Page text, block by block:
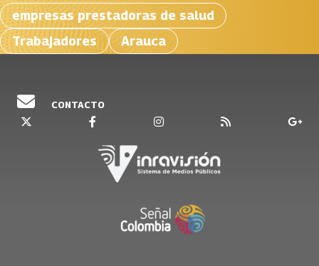
empresas prestadoras de salud
Trabajadores
Arauca
CONTACTO